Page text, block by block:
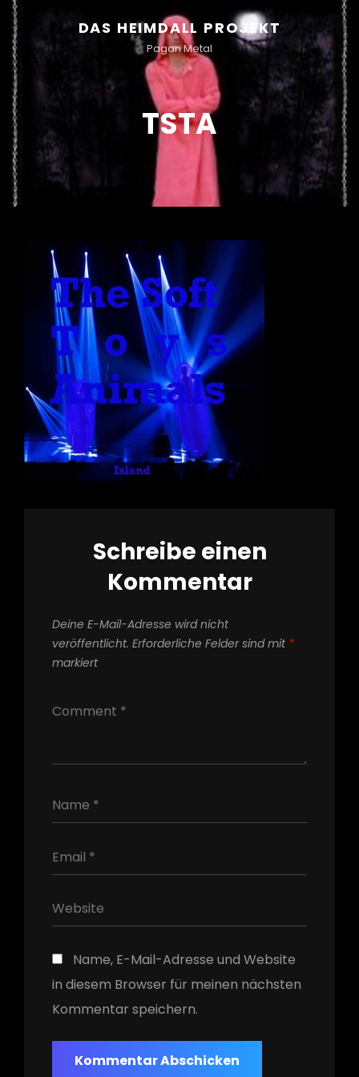
DAS HEIMDALL PROJEKT
Pagan Metal
TSTA
Schreibe einen
Kommentar
Deine E-Mail-Adresse wird nicht
veröffentlicht. Erforderliche Felder sind mit *
markiert
Name, E-Mail-Adresse und Website
in diesem Browser für meinen nächsten
Kommentar speichern.